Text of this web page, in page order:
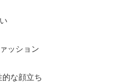
ッション
的な顔立ち